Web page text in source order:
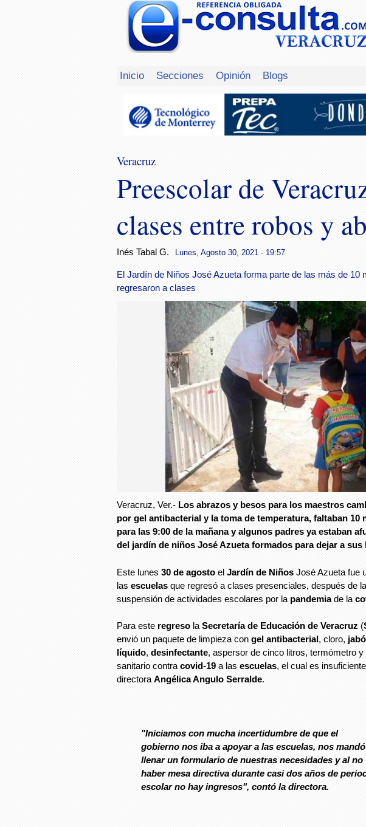
Inicio Secciones Opinión Blogs
Veracruz
Preescolar de
clases entre robos y
Inés Tabal G. Lunes, Agosto 30, 2021 - 19:57
El Jardín de Niños José Azueta forma parte de las más de 10
regresaron a clases
Veracruz, Ver.- Los abrazos y besos para los maestros
por gel antibacterial y la toma de temperatura, faltaban 10
para las 9:00 de la mañana y algunos padres ya estaban
del jardín de niños José Azueta formados para dejar a sus
Este lunes 30 de agosto el Jardín de Niños José Azueta fue
las escuelas que regresó a clases presenciales, después de la
suspensión de actividades escolares por la pandemiade la
Para este regreso la Secretaría de Educación de Veracruz (
envió un paquete de limpieza con gel antibacterial, cloro,
líquido, desinfectante, aspersor de cinco litros, termómetro y
sanitario contra covid-19 a las escuelas, el cual es
directora Angélica Angulo Serralde.
"Iniciamos con mucha incertidumbre de que el
gobierno nos iba a apoyar a las escuelas, nos
llenar un formulario de nuestras necesidades y al no
haber mesa directiva durante casi dos años de
escolar no hay ingresos", contó la directora.